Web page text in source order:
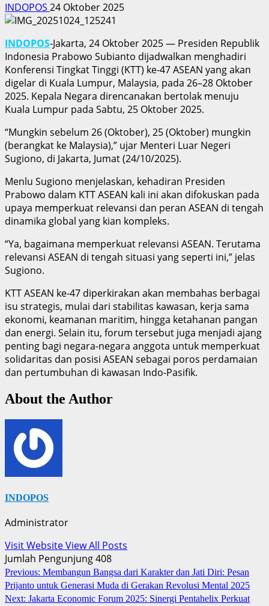
INDOPOS 24 Oktober 2025
INDOPOS-Jakarta, 24 Oktober 2025 — Presiden Republik
Indonesia Prabowo Subianto dijadwalkan menghadiri
Konferensi Tingkat Tinggi (KTT) ke-47 ASEAN yang akan
digelar di Kuala Lumpur, Malaysia, pada 26–28 Oktober
2025. Kepala Negara direncanakan bertolak menuju
Kuala Lumpur pada Sabtu, 25 Oktober 2025.
“Mungkin sebelum 26 (Oktober), 25 (Oktober) mungkin
(berangkat ke Malaysia),” ujar Menteri Luar Negeri
Sugiono, di Jakarta, Jumat (24/10/2025).
Menlu Sugiono menjelaskan, kehadiran Presiden
Prabowo dalam KTT ASEAN kali ini akan difokuskan pada
upaya memperkuat relevansi dan peran ASEAN di tengah
dinamika global yang kian kompleks.
“Ya, bagaimana memperkuat relevansi ASEAN. Terutama
relevansi ASEAN di tengah situasi yang seperti ini,” jelas
Sugiono.
KTT ASEAN ke-47 diperkirakan akan membahas berbagai
isu strategis, mulai dari stabilitas kawasan, kerja sama
ekonomi, keamanan maritim, hingga ketahanan pangan
dan energi. Selain itu, forum tersebut juga menjadi ajang
penting bagi negara-negara anggota untuk memperkuat
solidaritas dan posisi ASEAN sebagai poros perdamaian
dan pertumbuhan di kawasan Indo-Pasifik.
About the Author
INDOPOS
Administrator
Visit WebsiteView All Posts
Jumlah Pengunjung408
Post
navigation
Previous: Membangun Bangsa dari Karakter dan Jati Diri: Pesan
Prijanto untuk Generasi Muda di Gerakan Revolusi Mental 2025
Next: Jakarta Economic Forum 2025: Sinergi Pentahelix Perkuat